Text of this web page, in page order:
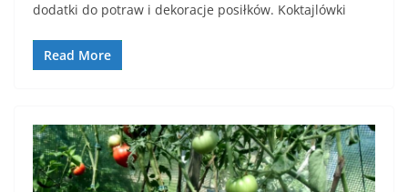
dodatki do potraw i dekoracje posiłków. Koktajlówki
Read More